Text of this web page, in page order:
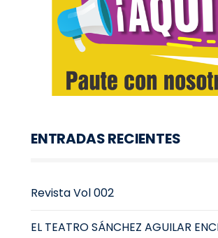
ENTRADAS RECIENTES
Revista Vol 002
EL TEATRO SÁNCHEZ AGUILAR